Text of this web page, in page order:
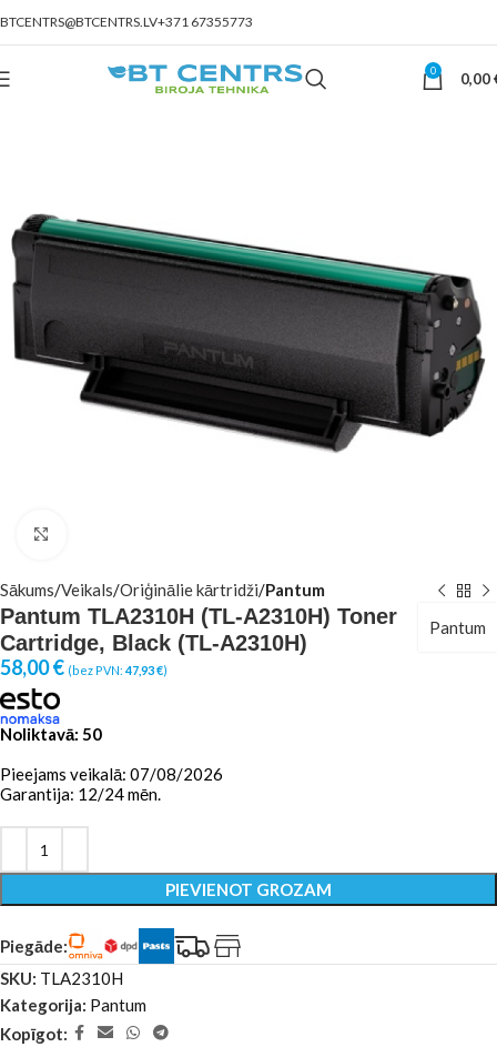
BTCENTRS@BTCENTRS.LV+371 67355773
0 0,00
Sākums Veikals Oriģinālie kārtridži Pantum
Pantum TLA2310H (TL-A2310H) Toner
Cartridge, Black (TL-A2310H)
Pantum
58,00€ (bez PVN: 47,93€)
Noliktavā: 50
Pieejams veikalā: 07/08/2026
Garantija: 12/24 mēn.
PIEVIENOT GROZAM
Piegāde:
SKU: TLA2310H
Kategorija: Pantum
Kopīgot: